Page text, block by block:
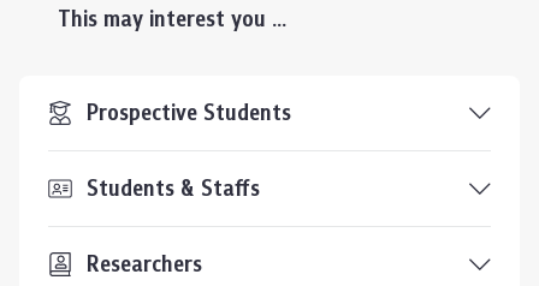
This may interest you ...
Prospective Students
Students & Staffs
Researchers